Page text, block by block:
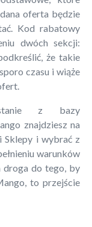
oferta będzie
Kod rabatowy
dwóch sekcji:
że takie
czasu i wiąże
z bazy
znajdziesz na
Sklepy i wybrać z
warunków
droga do tego, by
to przejście